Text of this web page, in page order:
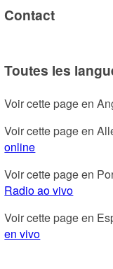
Contact
Toutes les
Voir cette page en
Voir cette page en
online
Voir cette page en
Radio ao vivo
Voir cette page en
en vivo